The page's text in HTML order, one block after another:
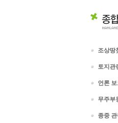
조상땅
토지관
언론
무주부
종중